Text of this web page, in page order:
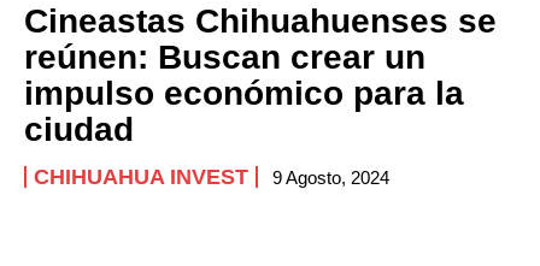
Cineastas Chihuahuenses se
reúnen: Buscan crear un
impulso económico para la
ciudad
CHIHUAHUA INVEST 9 Agosto, 2024